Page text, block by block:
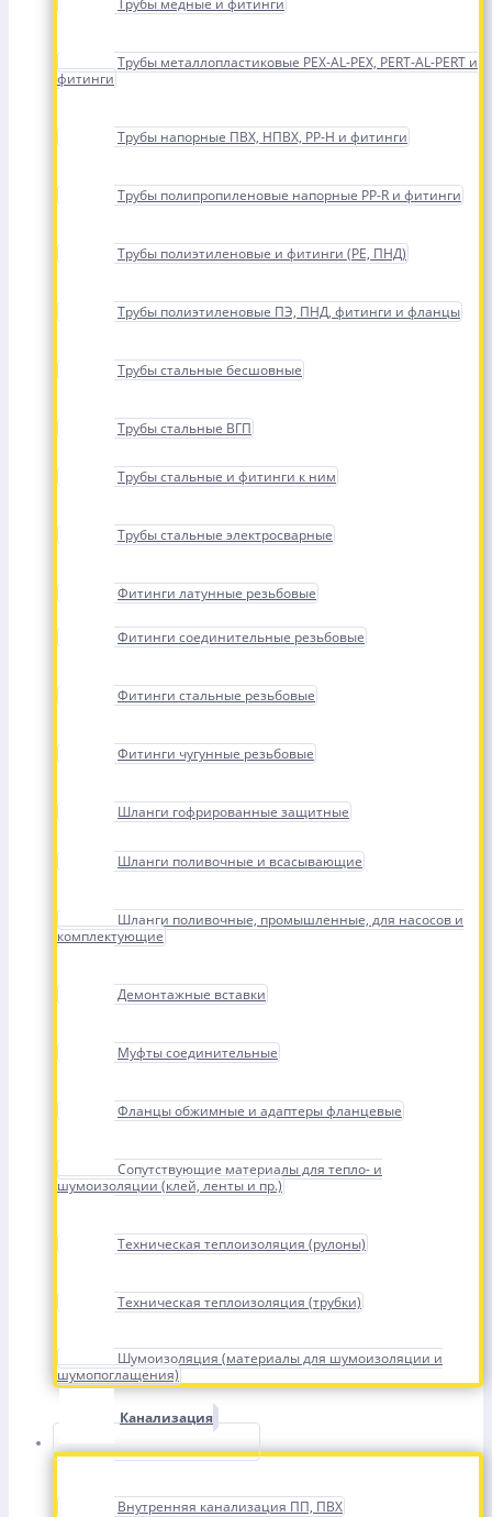
Трубы медные и фитинги
Трубы металлопластиковые PEX-AL-PEX, PERT-AL-PERT и
фитинги
Трубы напорные ПВХ, НПВХ, PP-H и фитинги
Трубы полипропиленовые напорные PP-R и фитинги
Трубы полиэтиленовые и фитинги (PE, ПНД)
Трубы полиэтиленовые ПЭ, ПНД, фитинги и фланцы
Трубы стальные бесшовные
Трубы стальные ВГП
Трубы стальные и фитинги к ним
Трубы стальные электросварные
Фитинги латунные резьбовые
Фитинги соединительные резьбовые
Фитинги стальные резьбовые
Фитинги чугунные резьбовые
Шланги гофрированные защитные
Шланги поливочные и всасывающие
Шланги поливочные, промышленные, для насосов и
комплектующие
Демонтажные вставки
Муфты соединительные
Фланцы обжимные и адаптеры фланцевые
Сопутствующие материалы для тепло- и
шумоизоляции (клей, ленты и пр.)
Техническая теплоизоляция (рулоны)
Техническая теплоизоляция (трубки)
Шумоизоляция (материалы для шумоизоляции и
шумопоглащения)
Канализация
Внутренняя канализация ПП, ПВХ